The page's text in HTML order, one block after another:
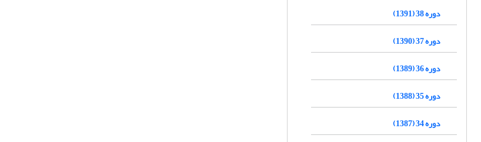
دوره 38 (1391)
دوره 37 (1390)
دوره 36 (1389)
دوره 35 (1388)
دوره 34 (1387)